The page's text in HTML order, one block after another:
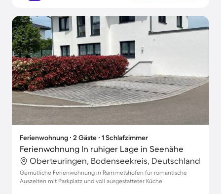
Ferienwohnung ∙ 2 Gäste ∙ 1 Schlafzimmer
Ferienwohnung In ruhiger Lage in Seenähe
Oberteuringen, Bodenseekreis, Deutschland
Gemütliche Ferienwohnung in Rammetshofen für romantische
Auszeiten mit Parkplatz und voll ausgestatteter Küche